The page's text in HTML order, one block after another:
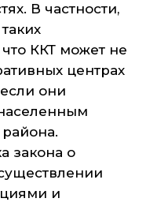
В частности,
ККТ может не
центрах
они
закона о
и